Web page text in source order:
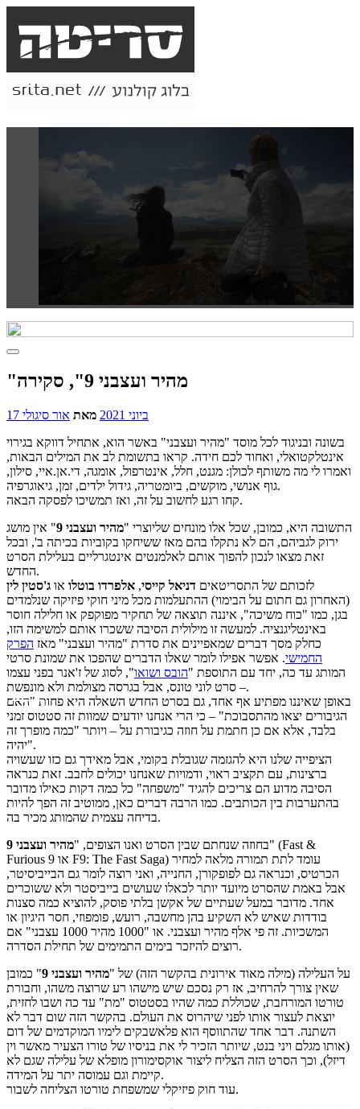
"מהיר ועצבני 9", סקירה
17 ביוני 2021 מאת אור סיגולי
בשונה ובניגוד לכל מוסד "מהיר ועצבני" באשר הוא, אתחיל דווקא בגירוי
אינטלקטואלי, ואחוד לכם חידה. קראו בתשומת לב את המילים הבאות,
ואמרו לי מה משותף לכולן: מגנט, חלל, אינטרפול, אומגה, די.אן.איי, סילון,
גוף אנושי, מוקשים, ביומטריה, גידול ילדים, זמן, גיאוגרפיה.
קחו רגע לחשוב על זה, ואז תמשיכו לפסקה הבאה.
התשובה היא, כמובן, שכל אלו מונחים שליוצרי "מהיר ועצבני 9
" אין מושג
ירוק לגביהם, הם לא נתקלו בהם מאז ששיחקו בקוביות בכיתה ב', ובכל
זאת מצאו לנכון להפוך אותם לאלמנטים אינטגרליים בעלילת הסרט
החדש.
לזכותם של התסריטאים דניאל קייסי, אלפרדו בוטלו או ג'סטין לין
(האחרון גם חתום על הבימוי) ההתעלמות מכל מיני חוקי פיזיקה שנלמדים
בגן, כמו "כוח משיכה", איננה תוצאה של תחקיר מפוקפק או חלילה חוסר
באינטליגנציה. למעשה זו מילולית הסיבה ששכרו אותם למשימה הזו,
כחלק מסך דברים שמאפיינים את סדרת "מהיר ועצבני" מאז הפרק
החמישי. אפשר אפילו לומר שאלו הדברים שהפכו את שמונת סרטי
המותג עד כה, יחד עם התוספת "הובס ושואו", לסוג של ז'אנר בפני עצמו
– סרט לוני טונס, אבל בגרסה מצולמת ולא מונפשת.
באופן שאיננו מפתיע אף אחד, גם בסרט החדש השאלה היא פחות "האם
הגיבורים יצאו מהתסבוכת" – כי הרי אנחנו יודעים שמוות זה סטטוס זמני
בלבד, אלא אם כן חתמת על חוזה כגיבורת על – ויותר "כמה מופרך זה
יהיה".
הציפייה שלנו היא להגזמה שגובלת בקומי, אבל מאידך גם כזו שעשויה
ברצינות, עם תקציב ראוי, ודמויות שאנחנו יכולים לחבב. זאת כנראה
הסיבה מדוע הם צריכים להגיד "משפחה" כל כמה דקות כאילו מדובר
בהתערבות בין הכותבים. כמו הרבה דברים כאן, ממוטיב זה הפך להיות
בדיחה עצמית שהמותג מכיר בה.
בחוזה שנחתם שבין הסרט ואנו הצופים, "מהיר ועצבני 9
" (Fast &
Furious 9 או F9: The Fast Saga) עומד לתת תמורה מלאה למחיר
הכרטיס, וכנראה גם לפופקורן, החנייה, ואני רוצה לומר גם הבייביסיטר,
אבל באמת שהסרט מיועד יותר לכאלו שעושים בייביסטר ולא ששוכרים
אחד. מדובר במעל שעתיים של אקשן בלתי פוסק, להוציא כמה סצנות
בודדות שאיש לא השקיע בהן מחשבה, רועש, פומפוזי, חסר היגיון או
המשכיות. זה פי אלף מהיר ועצבני. או "1000 מהיר 1000 עצבני" אם
רוצים להיזכר בימים התמימים של תחילת הסדרה.
על העלילה (מילה מאוד אירונית בהקשר הזה) של "מהיר ועצבני 9
" כמובן
שאין צורך להרחיב, אז רק נסכם שיש מישהו רע שרוצה משהו, וחבורת
טורטו המורחבת, שכוללת כמה שהיו בסטטוס "מת" עד כה ושבו לחזית,
יוצאת לעצור אותו לפני שיהרוס את העולם. בהקשר הזה שום דבר לא
השתנה. דבר אחד שהתווסף הוא פלאשבקים לימיו המוקדמים של דום
(אותו מגלם ויני בנט, שיותר הזכיר לי את בניסיו של טורו הצעיר מאשר וין
דיזל), וכך הסרט הזה הצליח ליצור אוקסימורון מופלא של עלילה שגם לא
קיימת וגם עמוסה יתר על המידה.
עוד חוק פיזיקלי שמשפחת טורטו הצליחה לשבור.